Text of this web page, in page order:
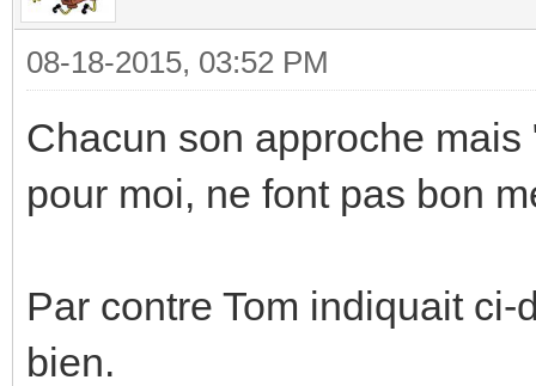
08-18-2015, 03:52 PM
Chacun son approche
pour moi, ne font pas bon
Par contre Tom indiquait
bien.